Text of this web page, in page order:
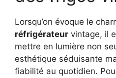
Lorsqu’on évoque le
réfrigérateur vintage, il
mettre en lumière non
esthétique séduisante
fiabilité au quotidien.